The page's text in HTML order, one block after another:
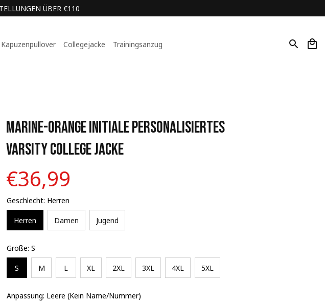
ÜBER €110
Kapuzenpullover Collegejacke Trainingsanzug
Marine-Orange Initiale Personalisiertes
Varsity College Jacke
€36,99
Geschlecht: Herren
Herren Damen Jugend
Größe: S
S M L XL 2XL 3XL 4XL 5XL
Anpassung: Leere (Kein Name/Nummer)